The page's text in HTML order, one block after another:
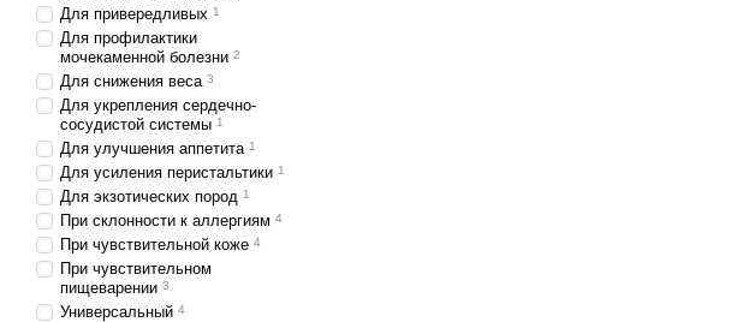
Для привередливых 1
Для профилактики
мочекаменной болезни 2
Для снижения веса 3
Для укрепления сердечно-
сосудистой системы 1
Для улучшения аппетита 1
Для усиления перистальтики 1
Для экзотических пород 1
При склонности к аллергиям 4
При чувствительной коже 4
При чувствительном
пищеварении 3
Универсальный 4